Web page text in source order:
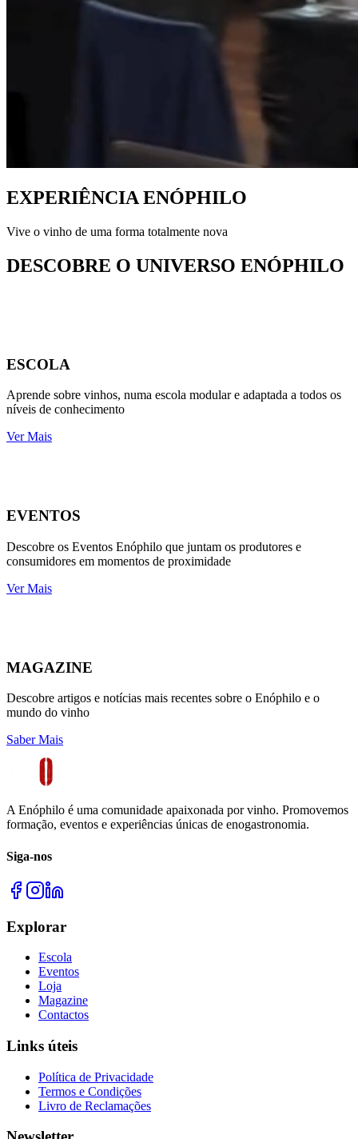
EXPERIÊNCIA ENÓPHILO
Vive o vinho de uma forma totalmente nova
DESCOBRE O UNIVERSO ENÓPHILO
ESCOLA
Aprende sobre vinhos, numa escola modular e adaptada a todos os
níveis de conhecimento
Ver Mais
EVENTOS
Descobre os Eventos Enóphilo que juntam os produtores e
consumidores em momentos de proximidade
Ver Mais
MAGAZINE
Descobre artigos e notícias mais recentes sobre o Enóphilo e o
mundo do vinho
Saber Mais
A Enóphilo é uma comunidade apaixonada por vinho. Promovemos
formação, eventos e experiências únicas de enogastronomia.
Siga-nos
Explorar
Escola
Eventos
Loja
Magazine
Contactos
Links úteis
Política de Privacidade
Termos e Condições
Livro de Reclamações